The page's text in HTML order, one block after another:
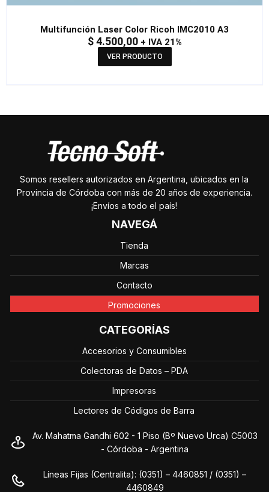
Multifunción Laser Color Ricoh IMC2010 A3
$4.500,00+ IVA 21%
VER PRODUCTO
Somos resellers autorizados en Argentina, ubicados en la
Provincia de Córdoba con más de 20 años de experiencia.
¡Envíos a todo el país!
NAVEGÁ
Tienda
Marcas
Contacto
Promociones
CATEGORÍAS
Accesorios y Consumibles
Colectoras de Datos – PDA
Impresoras
Lectores de Códigos de Barra
Av. Mahatma Gandhi 602 - 1 Piso (Bº Nuevo Urca) C5003
- Córdoba - Argentina
Líneas Fijas (Centralita): (0351) – 4460851 / (0351) –
4460849